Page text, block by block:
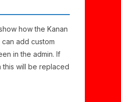
how the Kanan
add custom
in the admin. If
this will be replaced